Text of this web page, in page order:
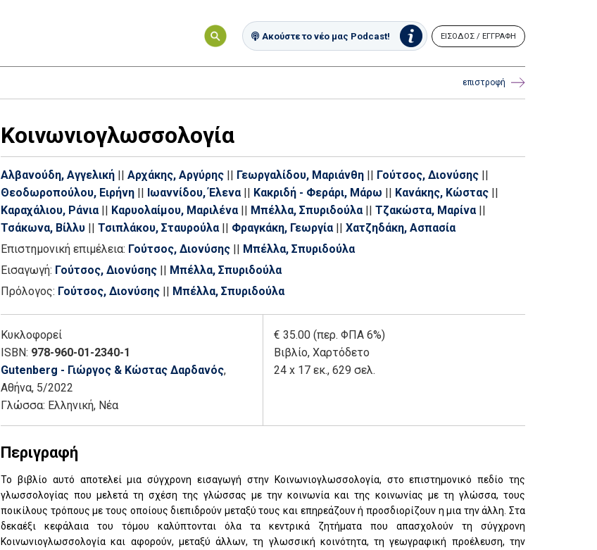
Ακούστε το νέο μας Podcast! ΕΙΣΟΔΟΣ / ΕΓΓΡΑΦΗ
επιστροφή
Κοινωνιογλωσσολογία
Αλβανούδη, Αγγελική || Αρχάκης, Αργύρης || Γεωργαλίδου, Μαριάνθη || Γούτσος, Διονύσης ||
Θεοδωροπούλου, Ειρήνη || Ιωαννίδου, Έλενα || Κακριδή - Φεράρι, Μάρω || Κανάκης, Κώστας ||
Καραχάλιου, Ράνια || Καρυολαίμου, Μαριλένα || Μπέλλα, Σπυριδούλα || Τζακώστα, Μαρίνα ||
Τσάκωνα, Βίλλυ || Τσιπλάκου, Σταυρούλα || Φραγκάκη, Γεωργία || Χατζηδάκη, Ασπασία
Επιστημονική επιμέλεια: Γούτσος, Διονύσης || Μπέλλα, Σπυριδούλα
Εισαγωγή: Γούτσος, Διονύσης || Μπέλλα, Σπυριδούλα
Πρόλογος: Γούτσος, Διονύσης || Μπέλλα, Σπυριδούλα
Κυκλοφορεί
ISBN: 978-960-01-2340-1
Gutenberg - Γιώργος & Κώστας Δαρδανός,
Αθήνα, 5/2022
Γλώσσα: Ελληνική, Νέα
€ 35.00 (περ. ΦΠΑ 6%)
Βιβλίο, Χαρτόδετο
24 x 17 εκ., 629 σελ.
Περιγραφή
Το βιβλίο αυτό αποτελεί μια σύγχρονη εισαγωγή στην Κοινωνιογλωσσολογία, στο επιστημονικό πεδίο της
γλωσσολογίας που μελετά τη σχέση της γλώσσας με την κοινωνία και της κοινωνίας με τη γλώσσα, τους
ποικίλους τρόπους με τους οποίους διεπιδρούν μεταξύ τους και επηρεάζουν ή προσδιορίζουν η μια την άλλη. Στα
δεκαέξι κεφάλαια του τόμου καλύπτονται όλα τα κεντρικά ζητήματα που απασχολούν τη σύγχρονη
Κοινωνιογλωσσολογία και αφορούν, μεταξύ άλλων, τη γλωσσική κοινότητα, τη γεωγραφική προέλευση, την